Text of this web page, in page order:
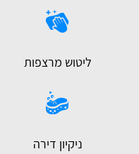
ליטוש מרצפות
ניקיון דירה